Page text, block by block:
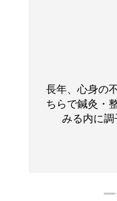
長年、心身の
ちらで鍼灸・
みる内に調
先生は、どん
して下さる
毎回施術しな